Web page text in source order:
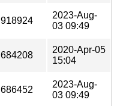
918924
2023-Aug-
03 09:49
684208
2020-Apr-05
15:04
686452
2023-Aug-
03 09:49